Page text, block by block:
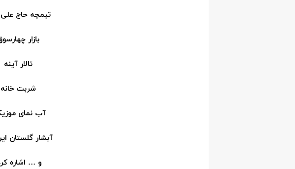
تیمچه حاج علی
بازار
تالار آینه
شربت خانه
آب نمای
آبشار گلستان
و … اشاره